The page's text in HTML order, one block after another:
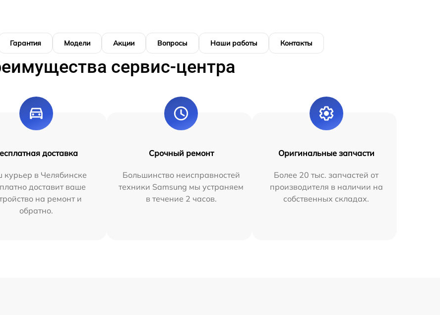
Гарантия Модели Акции Вопросы Наши работы Контакты
сервис-центра
доставка
курьер в Челябинске
доставит ваше
на ремонт и
обратно.
Срочный ремонт
Большинство неисправностей
техники Samsung мы устраняем
в течение 2 часов.
Оригинальные запчасти
Более 20 тыс. запчастей от
производителя в наличии на
собственных складах.